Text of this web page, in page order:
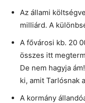
Az állami
milliárd. A
A fővárosi kb. 20
összes itt
De nem hagyja
ki, amit Tarlósnak
A kormány